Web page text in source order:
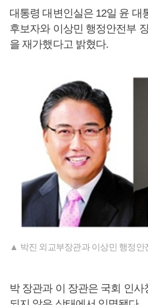
대통령 대변인실은 12일 윤 대
후보자와 이상민 행정안전부
을 재가했다고 밝혔다.
▲ 박진 외교부장관과 이상민 행정안
박 장관과 이 장관은 국회 인